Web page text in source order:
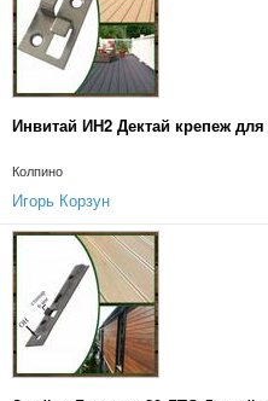
Инвитай ИН2 Дектай крепеж
Колпино
Игорь Корзун